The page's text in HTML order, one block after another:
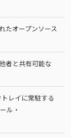
たオープンソース
者と共有可能な
レイに常駐する
ル・